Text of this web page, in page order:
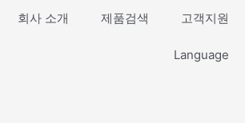
회사 소개 제품검색 고객지원
Language